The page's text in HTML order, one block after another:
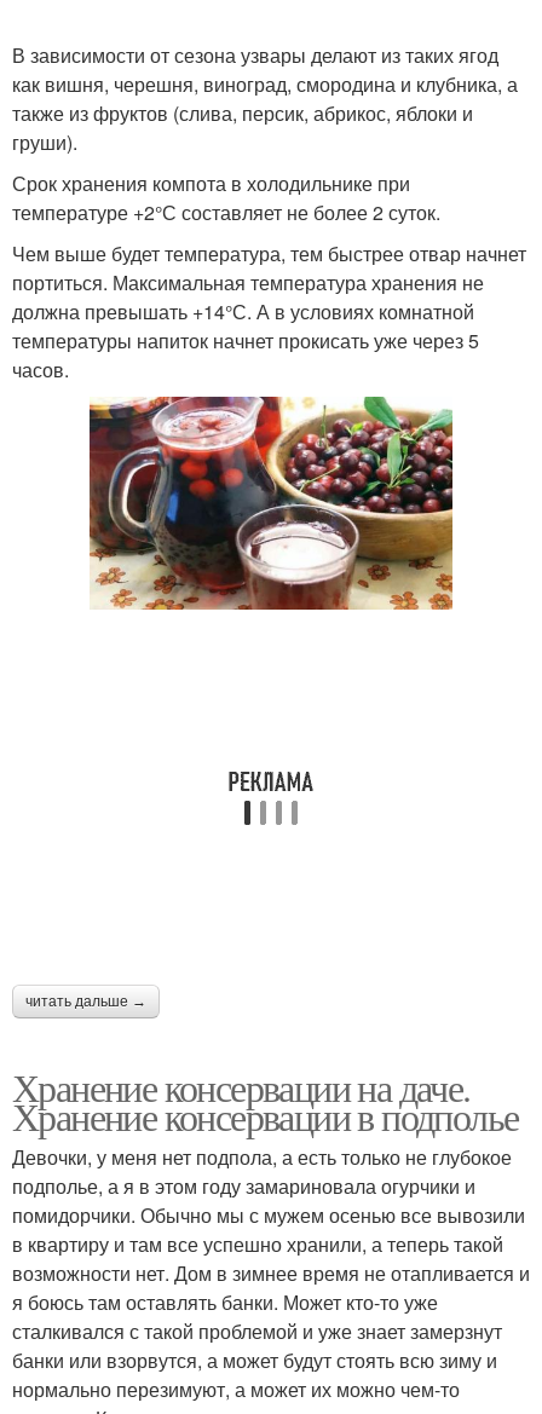
В зависимости от сезона узвары делают из таких ягод
как вишня, черешня, виноград, смородина и клубника, а
также из фруктов (слива, персик, абрикос, яблоки и
груши).
Срок хранения компота в холодильнике при
температуре +2°С составляет не более 2 суток.
Чем выше будет температура, тем быстрее отвар начнет
портиться. Максимальная температура хранения не
должна превышать +14°С. А в условиях комнатной
температуры напиток начнет прокисать уже через 5
часов.
читать дальше →
Хранение консервации на даче.
Хранение консервации в подполье
Девочки, у меня нет подпола, а есть только не глубокое
подполье, а я в этом году замариновала огурчики и
помидорчики. Обычно мы с мужем осенью все вывозили
в квартиру и там все успешно хранили, а теперь такой
возможности нет. Дом в зимнее время не отапливается и
я боюсь там оставлять банки. Может кто-то уже
сталкивался с такой проблемой и уже знает замерзнут
банки или взорвутся, а может будут стоять всю зиму и
нормально перезимуют, а может их можно чем-то